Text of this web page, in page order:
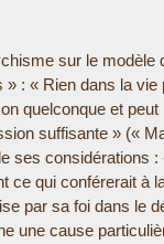
sur le
: « Rien dans la
quelconque et
suffisante » («
ses considérations
ce qui conférerait
par sa foi dans le
une cause